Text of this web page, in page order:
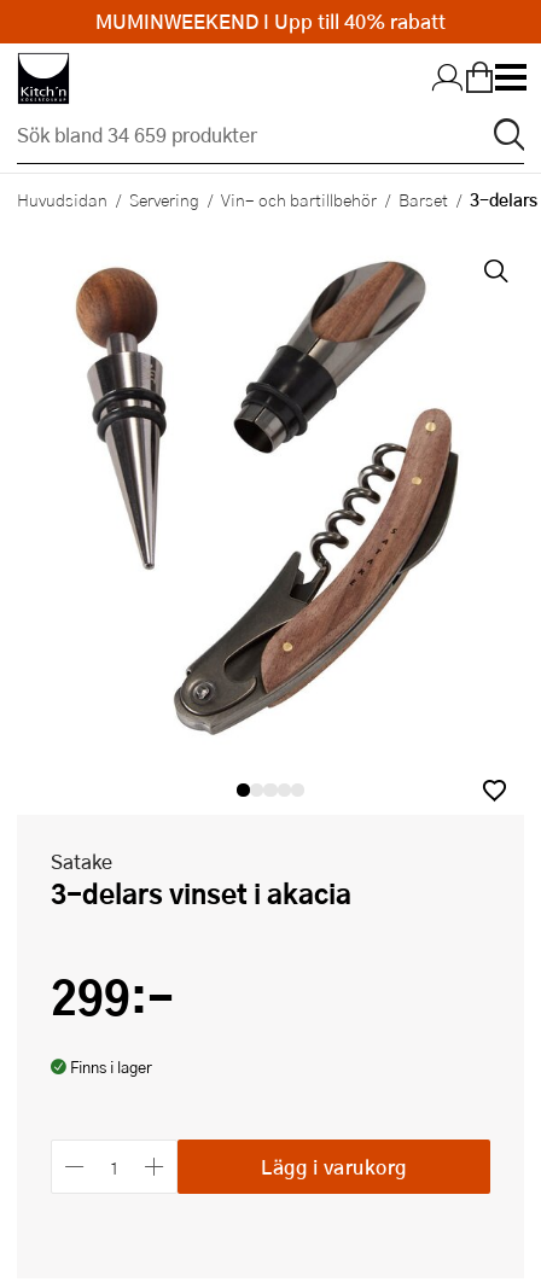
Hopp till huvudinnehållet
Huvudsidan Servering Vin- och bartillbehör Barset 3-delars
Satake
3-delars vinset i akacia
299:-
Finns i lager
Lägg i varukorg
MUMINWEEKEND I Upp till 40% rabatt